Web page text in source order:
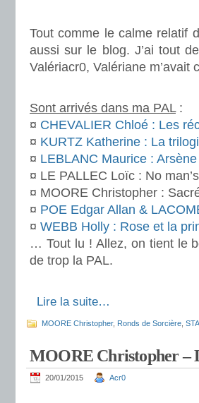
Tout comme le calme relatif
aussi sur le blog. J’ai tout
Valériacr0, Valériane
Sont arrivés dans ma PAL:
¤ CHEVALIER Chloé : Les
¤ KURTZ Katherine : La
¤ LEBLANC Maurice :
¤ LE PALLEC Loïc : No
¤ MOORE Christopher :
¤ POE Edgar Allan &
¤ WEBB Holly : Rose et la
… Tout lu ! Allez, on tient le
de trop la PAL.
Lire la suite…
MOORE Christopher, Ronds de Sorcière
MOORE Christopher –
20/01/2015 Acr0